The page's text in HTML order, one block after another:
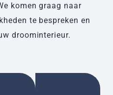
komen graag naar
te bespreken en
droominterieur.